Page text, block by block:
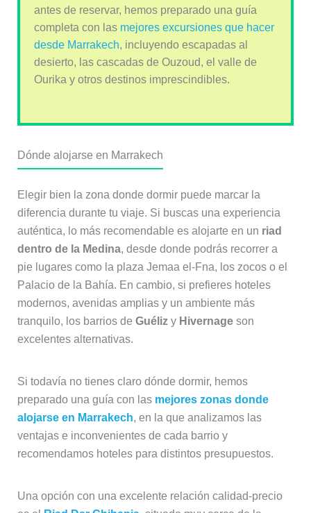
antes de reservar, hemos preparado una guía
completa con las mejores excursiones que hacer
desde Marrakech, incluyendo escapadas al
desierto, las cascadas de Ouzoud, el valle de
Ourika y otros destinos imprescindibles.
Dónde alojarse en Marrakech
Elegir bien la zona donde dormir puede marcar la
diferencia durante tu viaje. Si buscas una experiencia
auténtica, lo más recomendable es alojarte en un riad
dentro de la Medina, desde donde podrás recorrer a
pie lugares como la plaza Jemaa el-Fna, los zocos o el
Palacio de la Bahía. En cambio, si prefieres hoteles
modernos, avenidas amplias y un ambiente más
tranquilo, los barrios de Guélizy Hivernageson
excelentes alternativas.
Si todavía no tienes claro dónde dormir, hemos
preparado una guía con las mejores zonas donde
alojarse en Marrakech, en la que analizamos las
ventajas e inconvenientes de cada barrio y
recomendamos hoteles para distintos presupuestos.
Una opción con una excelente relación calidad-precio